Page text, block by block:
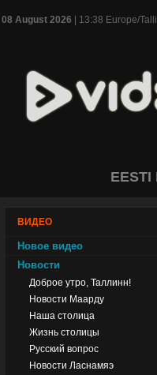
08 August 2026 | 13:38 Europe/
EESTI
ВИДЕО
Новое видео
Новости
Доброе утро, Таллинн!
Новости Маарду
Наша столица
Жизнь столицы
Русский вопрос
Новости Ласнамяэ